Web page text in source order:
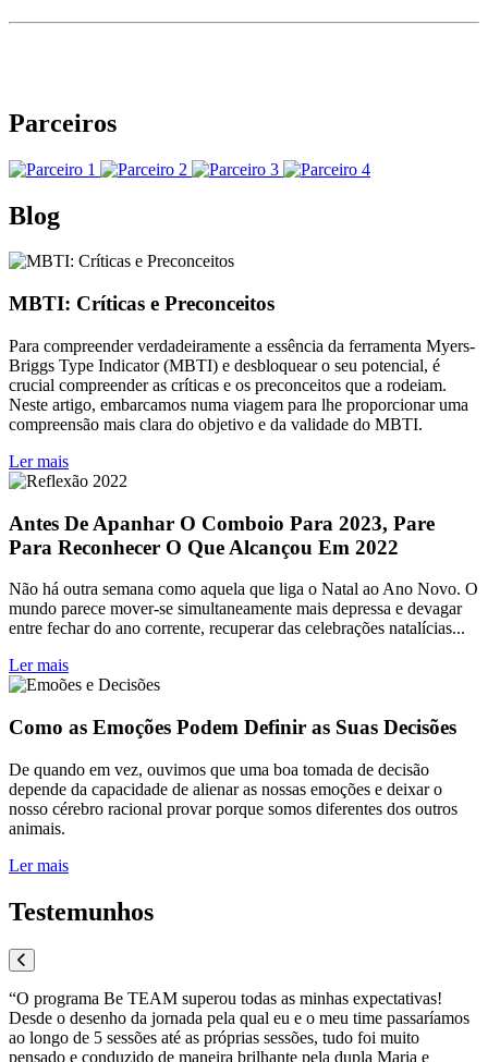
Parceiros
Blog
MBTI: Críticas e Preconceitos
Para compreender verdadeiramente a essência da ferramenta Myers-
Briggs Type Indicator (MBTI) e desbloquear o seu potencial, é
crucial compreender as críticas e os preconceitos que a rodeiam.
Neste artigo, embarcamos numa viagem para lhe proporcionar uma
compreensão mais clara do objetivo e da validade do MBTI.
Ler mais
Antes De Apanhar O Comboio Para 2023, Pare
Para Reconhecer O Que Alcançou Em 2022
Não há outra semana como aquela que liga o Natal ao Ano Novo. O
mundo parece mover-se simultaneamente mais depressa e devagar
entre fechar do ano corrente, recuperar das celebrações natalícias...
Ler mais
Como as Emoções Podem Definir as Suas Decisões
De quando em vez, ouvimos que uma boa tomada de decisão
depende da capacidade de alienar as nossas emoções e deixar o
nosso cérebro racional provar porque somos diferentes dos outros
animais.
Ler mais
Testemunhos
“O programa Be TEAM superou todas as minhas expectativas!
Desde o desenho da jornada pela qual eu e o meu time passaríamos
ao longo de 5 sessões até as próprias sessões, tudo foi muito
pensado e conduzido de maneira brilhante pela dupla Maria e